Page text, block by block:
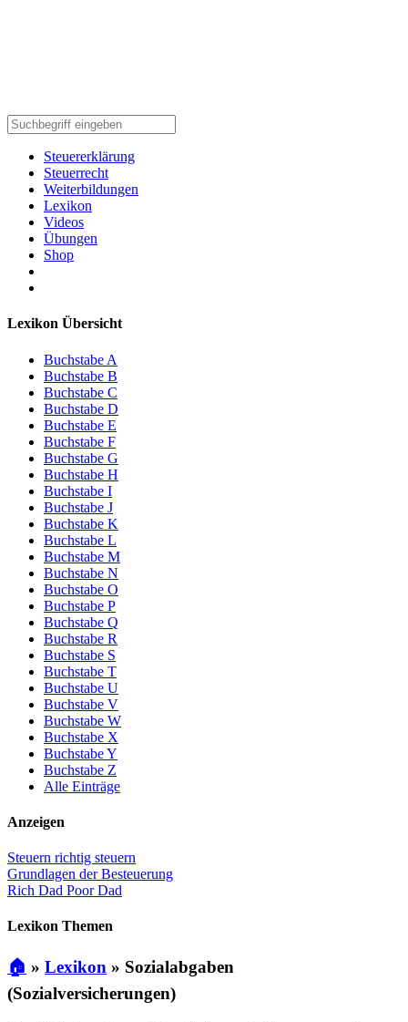
Steuererklärung
Steuerrecht
Weiterbildungen
Lexikon
Videos
Übungen
Shop
Lexikon Übersicht
Buchstabe A
Buchstabe B
Buchstabe C
Buchstabe D
Buchstabe E
Buchstabe F
Buchstabe G
Buchstabe H
Buchstabe I
Buchstabe J
Buchstabe K
Buchstabe L
Buchstabe M
Buchstabe N
Buchstabe O
Buchstabe P
Buchstabe Q
Buchstabe R
Buchstabe S
Buchstabe T
Buchstabe U
Buchstabe V
Buchstabe W
Buchstabe X
Buchstabe Y
Buchstabe Z
Alle Einträge
Anzeigen
Steuern richtig steuern
Grundlagen der Besteuerung
Rich Dad Poor Dad
Lexikon Themen
🏠 » Lexikon » Sozialabgaben
(Sozialversicherungen)